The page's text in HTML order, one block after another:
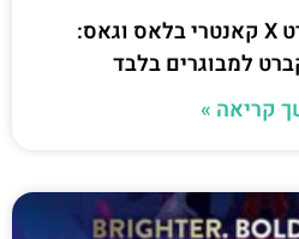
כרטיס למופע קברט X קאנטרי בלאס וגאס:
למבוגרים בלבד
קריאה »